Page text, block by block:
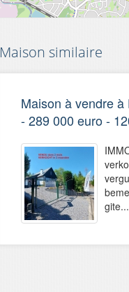
Maison similaire
Maison à vendre à
- 289 000 euro -
gite...